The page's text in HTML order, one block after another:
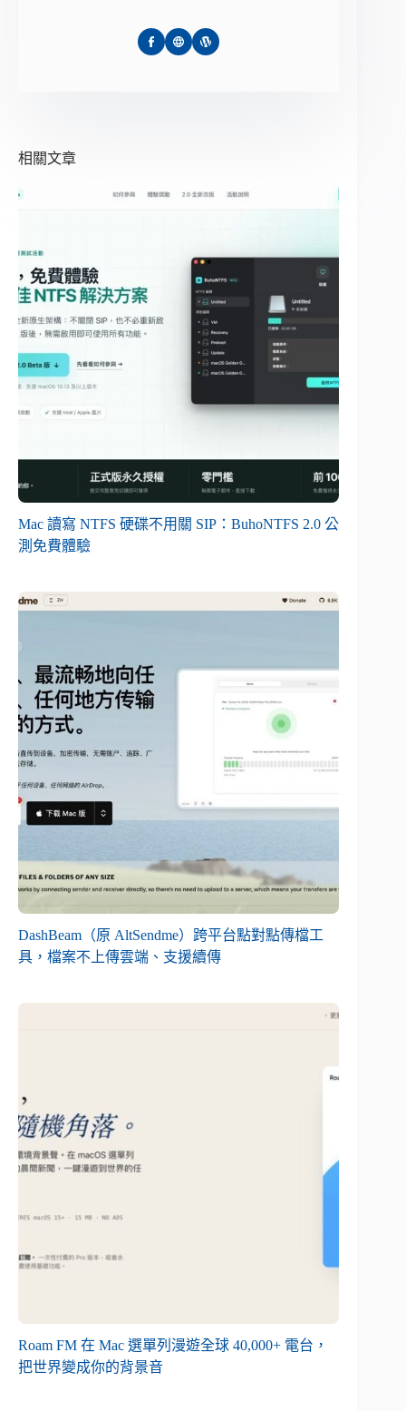
相關文章
Mac 讀寫 NTFS 硬碟不用關 SIP：BuhoNTFS 2.0 公
測免費體驗
DashBeam（原 AltSendme）跨平台點對點傳檔工
具，檔案不上傳雲端、支援續傳
Roam FM 在 Mac 選單列漫遊全球 40,000+ 電台，
把世界變成你的背景音